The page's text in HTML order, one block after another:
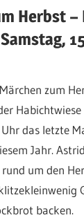
Herbst
zum
das letzte
Jahr.
um den
backen.